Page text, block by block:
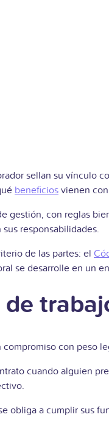
sellan su vínculo
beneficios vienen
gestión, con reglas
responsabilidades.
de las partes: el
se desarrolle en un
con peso
cuando alguien
obliga a cumplir sus